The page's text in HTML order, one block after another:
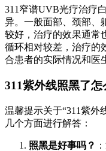
311窄谱UVB光疗治疗
异。一般面部、颈部、
较好，治疗的效果通常
循环相对较差，治疗的
合患者的实际情况和医
311紫外线照黑了怎
温馨提示关于“311紫外
几个方面进行解答：
照黑是好事吗？